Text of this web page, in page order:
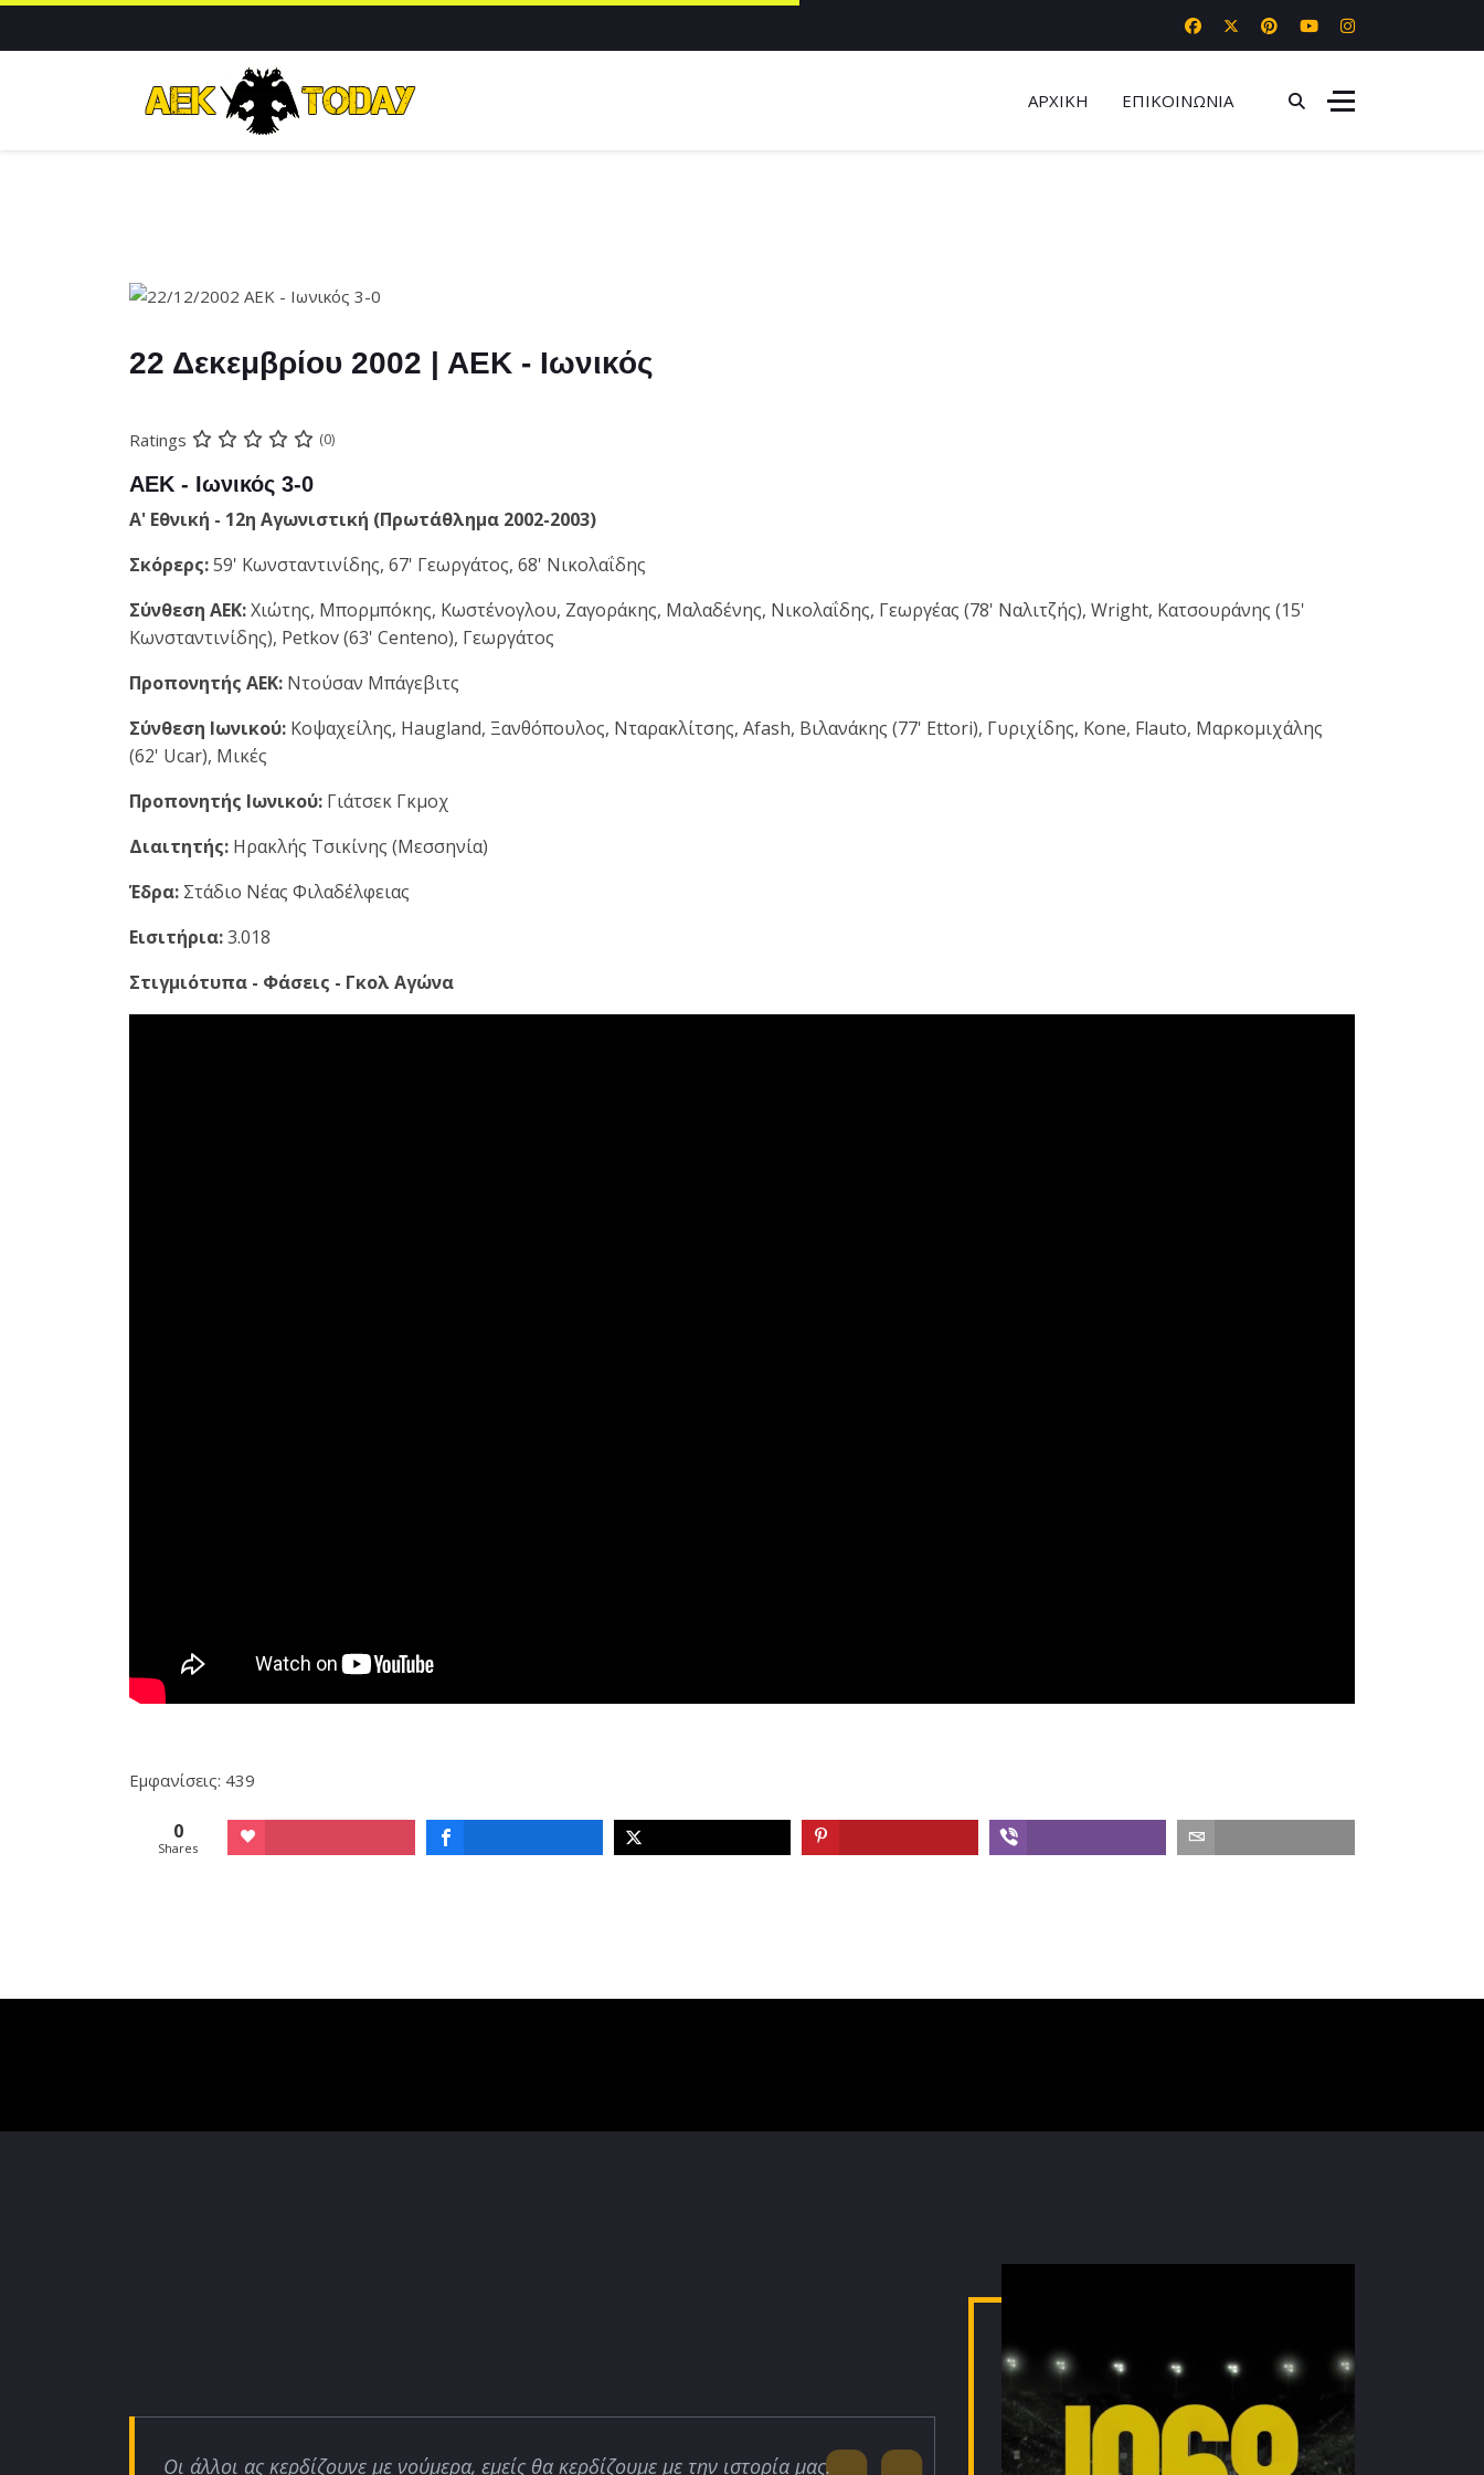
ΑΡΧΙΚΗ ΕΠΙΚΟΙΝΩΝΙΑ
22 Δεκεμβρίου 2002 | ΑΕΚ - Ιωνικός
Ratings (0)
ΑΕΚ - Ιωνικός 3-0
Α' Εθνική - 12η Αγωνιστική (Πρωτάθλημα 2002-2003)
Σκόρερς:59' Κωνσταντινίδης, 67' Γεωργάτος, 68' Νικολαΐδης
Σύνθεση ΑΕΚ:Χιώτης, Μπορμπόκης, Κωστένογλου, Ζαγοράκης, Μαλαδένης, Νικολαΐδης, Γεωργέας (78' Ναλιτζής), Wright, Κατσουράνης (15'
Κωνσταντινίδης), Petkov (63' Centeno), Γεωργάτος
Προπονητής ΑΕΚ: Ντούσαν Μπάγεβιτς
Σύνθεση Ιωνικού: Κοψαχείλης, Haugland, Ξανθόπουλος, Νταρακλίτσης, Afash, Βιλανάκης (77' Ettori), Γυριχίδης, Kone, Flauto, Μαρκομιχάλης
(62' Ucar), Μικές
Προπονητής Ιωνικού: Γιάτσεκ Γκμοχ
Διαιτητής: Ηρακλής Τσικίνης (Μεσσηνία)
Έδρα: Στάδιο Νέας Φιλαδέλφειας
Εισιτήρια:3.018
Στιγμιότυπα - Φάσεις - Γκολ Αγώνα
Εμφανίσεις: 439
0
Shares
Οι άλλοι ας κερδίζουνε με νούμερα, εμείς θα κερδίζουμε με την ιστορία μας.